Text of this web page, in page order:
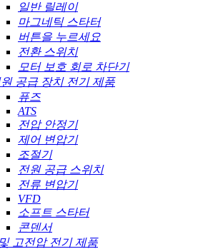
일반 릴레이
마그네틱 스타터
버튼을 누르세요
전환 스위치
모터 보호 회로 차단기
공급 장치 전기 제품
퓨즈
ATS
전압 안정기
제어 변압기
조절기
전원 공급 스위치
전류 변압기
VFD
소프트 스타터
콘덴서
고전압 전기 제품